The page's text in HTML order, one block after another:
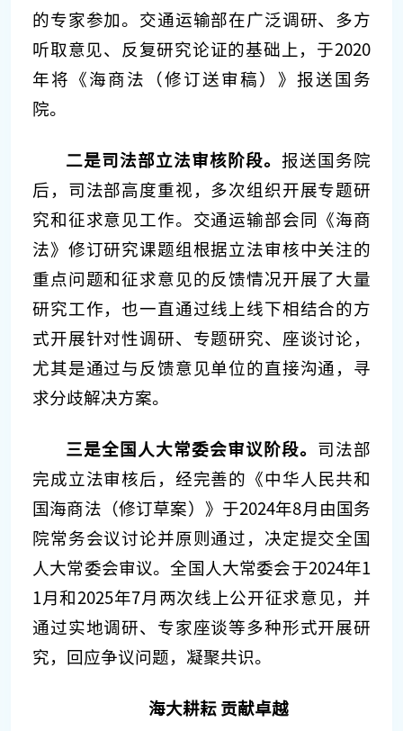
的专家参加。交通运输部在广泛调研、多方
听取意见、反复研究论证的基础上，于2020
年将《海商法（修订送审稿）》报送国务
院。
二是司法部立法审核阶段。报送国务院
后，司法部高度重视，多次组织开展专题研
究和征求意见工作。交通运输部会同《海商
法》修订研究课题组根据立法审核中关注的
重点问题和征求意见的反馈情况开展了大量
研究工作，也一直通过线上线下相结合的方
式开展针对性调研、专题研究、座谈讨论，
尤其是通过与反馈意见单位的直接沟通，寻
求分歧解决方案。
三是全国人大常委会审议阶段。 司法部
完成立法审核后，经完善的《中华人民共和
国海商法（修订草案）》于2024年8月由国务
院常务会议讨论并原则通过，决定提交全国
人大常委会审议。全国人大常委会于2024年1
1月和2025年7月两次线上公开征求意见，并
通过实地调研、专家座谈等多种形式开展研
究，回应争议问题，凝聚共识。
海大耕耘 贡献卓越